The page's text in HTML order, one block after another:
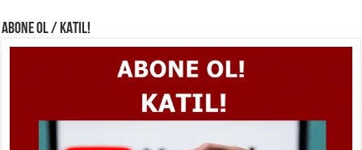
ABONE OL / KATIL!